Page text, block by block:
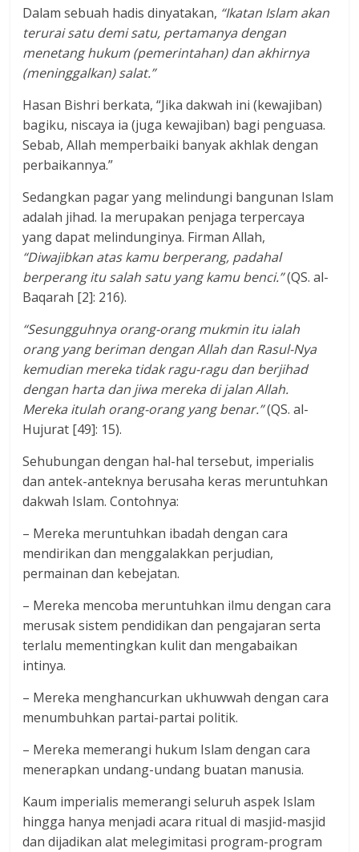
Dalam sebuah hadis dinyatakan, “Ikatan Islam akan
terurai satu demi satu, pertamanya dengan
menetang hukum (pemerintahan) dan akhirnya
(meninggalkan) salat.”
Hasan Bishri berkata, “Jika dakwah ini (kewajiban)
bagiku, niscaya ia (juga kewajiban) bagi penguasa.
Sebab, Allah memperbaiki banyak akhlak dengan
perbaikannya.”
Sedangkan pagar yang melindungi bangunan Islam
adalah jihad. Ia merupakan penjaga terpercaya
yang dapat melindunginya. Firman Allah,
“Diwajibkan atas kamu berperang, padahal
berperang itu salah satu yang kamu benci.”(QS. al-
Baqarah [2]: 216).
“Sesungguhnya orang-orang mukmin itu ialah
orang yang beriman dengan Allah dan Rasul-Nya
kemudian mereka tidak ragu-ragu dan berjihad
dengan harta dan jiwa mereka di jalan Allah.
Mereka itulah orang-orang yang benar.”(QS. al-
Hujurat [49]: 15).
Sehubungan dengan hal-hal tersebut, imperialis
dan antek-anteknya berusaha keras meruntuhkan
dakwah Islam. Contohnya:
– Mereka meruntuhkan ibadah dengan cara
mendirikan dan menggalakkan perjudian,
permainan dan kebejatan.
– Mereka mencoba meruntuhkan ilmu dengan cara
merusak sistem pendidikan dan pengajaran serta
terlalu mementingkan kulit dan mengabaikan
intinya.
– Mereka menghancurkan ukhuwwah dengan cara
menumbuhkan partai-partai politik.
– Mereka memerangi hukum Islam dengan cara
menerapkan undang-undang buatan manusia.
Kaum imperialis memerangi seluruh aspek Islam
hingga hanya menjadi acara ritual di masjid-masjid
dan dijadikan alat melegimitasi program-program